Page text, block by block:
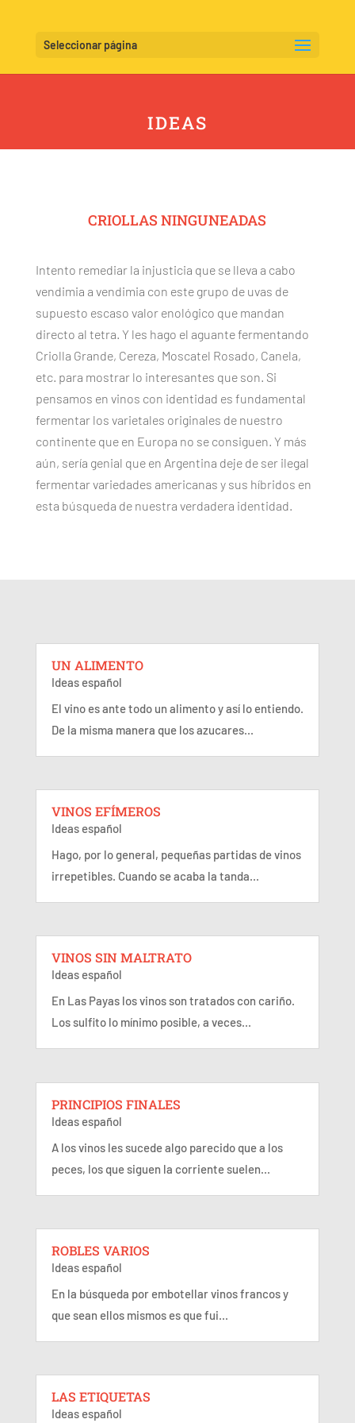
Seleccionar página
IDEAS
CRIOLLAS NINGUNEADAS
Intento remediar la injusticia que se lleva a cabo
vendimia a vendimia con este grupo de uvas de
supuesto escaso valor enológico que mandan
directo al tetra. Y les hago el aguante fermentando
Criolla Grande, Cereza, Moscatel Rosado, Canela,
etc. para mostrar lo interesantes que son. Si
pensamos en vinos con identidad es fundamental
fermentar los varietales originales de nuestro
continente que en Europa no se consiguen. Y más
aún, sería genial que en Argentina deje de ser ilegal
fermentar variedades americanas y sus híbridos en
esta búsqueda de nuestra verdadera identidad.
UN ALIMENTO
Ideas español
El vino es ante todo un alimento y así lo entiendo.
De la misma manera que los azucares...
VINOS EFÍMEROS
Ideas español
Hago, por lo general, pequeñas partidas de vinos
irrepetibles. Cuando se acaba la tanda...
VINOS SIN MALTRATO
Ideas español
En Las Payas los vinos son tratados con cariño.
Los sulfito lo mínimo posible, a veces...
PRINCIPIOS FINALES
Ideas español
A los vinos les sucede algo parecido que a los
peces, los que siguen la corriente suelen...
ROBLES VARIOS
Ideas español
En la búsqueda por embotellar vinos francos y
que sean ellos mismos es que fui...
LAS ETIQUETAS
Ideas español